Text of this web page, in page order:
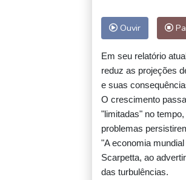
Governo interino e
diálogo na
PSG anuncia
Maghnes Akliouche
Ônibus-bomba
Ouvir
Em seu relatório
reduz as projeções
e suas
O crescimento
"limitadas" no
problemas
"A economia
Scarpetta, ao
das turbulências.